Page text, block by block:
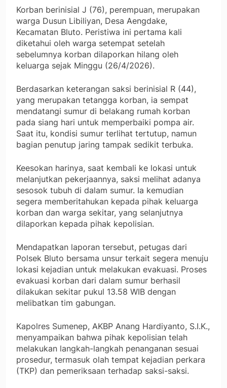
Korban berinisial J (76), perempuan, merupakan
warga Dusun Libiliyan, Desa Aengdake,
Kecamatan Bluto. Peristiwa ini pertama kali
diketahui oleh warga setempat setelah
sebelumnya korban dilaporkan hilang oleh
keluarga sejak Minggu (26/4/2026).
Berdasarkan keterangan saksi berinisial R (44),
yang merupakan tetangga korban, ia sempat
mendatangi sumur di belakang rumah korban
pada siang hari untuk memperbaiki pompa air.
Saat itu, kondisi sumur terlihat tertutup, namun
bagian penutup jaring tampak sedikit terbuka.
Keesokan harinya, saat kembali ke lokasi untuk
melanjutkan pekerjaannya, saksi melihat adanya
sesosok tubuh di dalam sumur. Ia kemudian
segera memberitahukan kepada pihak keluarga
korban dan warga sekitar, yang selanjutnya
dilaporkan kepada pihak kepolisian.
Mendapatkan laporan tersebut, petugas dari
Polsek Bluto bersama unsur terkait segera menuju
lokasi kejadian untuk melakukan evakuasi. Proses
evakuasi korban dari dalam sumur berhasil
dilakukan sekitar pukul 13.58 WIB dengan
melibatkan tim gabungan.
Kapolres Sumenep, AKBP Anang Hardiyanto, S.I.K.,
menyampaikan bahwa pihak kepolisian telah
melakukan langkah-langkah penanganan sesuai
prosedur, termasuk olah tempat kejadian perkara
(TKP) dan pemeriksaan terhadap saksi-saksi.